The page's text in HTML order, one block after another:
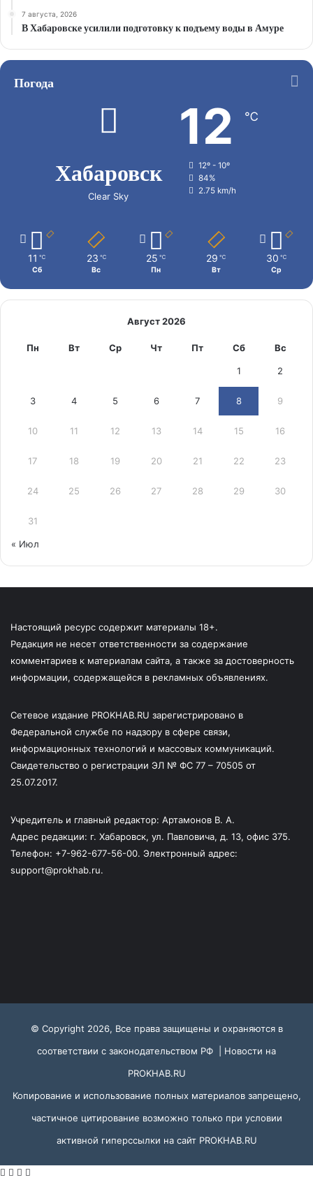
7 августа, 2026
В Хабаровске усилили подготовку к подъему воды в Амуре
Погода
Хабаровск
Clear Sky
12 ℃
12º - 10º
84%
2.75 km/h
11 ℃
Сб
23 ℃
Вс
25 ℃
Пн
29 ℃
Вт
30 ℃
Ср
Август 2026
Пн Вт Ср Чт Пт Сб Вс
1 2
3 4 5 6 7 8 9
10 11 12 13 14 15 16
17 18 19 20 21 22 23
24 25 26 27 28 29 30
31
« Июл
Настоящий ресурс содержит материалы 18+.
Редакция не несет ответственности за содержание
комментариев к материалам сайта, а также за достоверность
информации, содержащейся в рекламных объявлениях.
Сетевое издание PROKHAB.RU зарегистрировано в
Федеральной службе по надзору в сфере связи,
информационных технологий и массовых коммуникаций.
Свидетельство о регистрации ЭЛ № ФС 77 – 70505 от
25.07.2017.
Учредитель и главный редактор: Артамонов В. А.
Адрес редакции: г. Хабаровск, ул. Павловича, д. 13, офис 375.
Телефон: +7-962-677-56-00. Электронный адрес:
support@prokhab.ru.
© Copyright 2026, Все права защищены и охраняются в
соответствии с законодательством РФ | Новости на
PROKHAB.RU
Копирование и использование полных материалов запрещено,
частичное цитирование возможно только при условии
активной гиперссылки на сайт PROKHAB.RU
VKontakte
Odnoklassniki
WhatsApp